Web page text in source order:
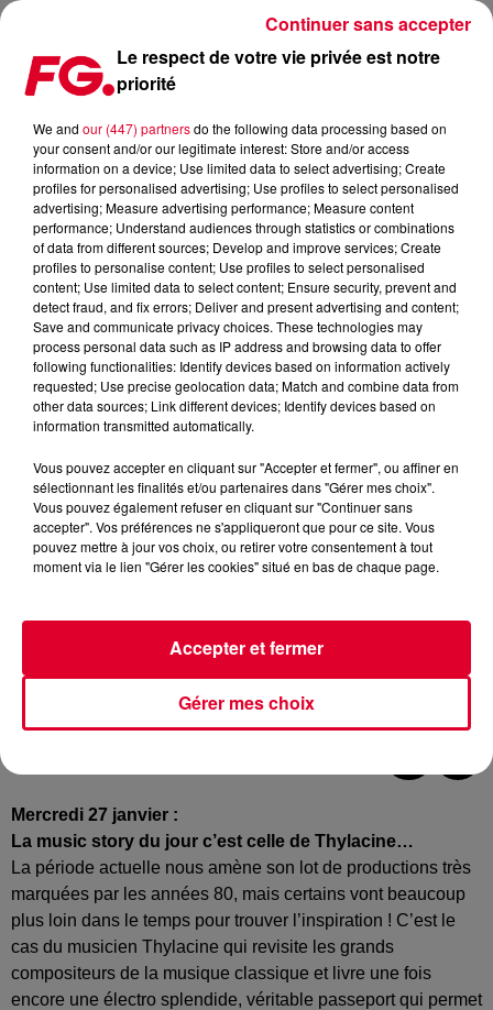
LA MUSIC STORY DU JOUR : THYLACINE
Publié : 27 janvier 2021 à 10h17 par Christophe HUBERT
Mercredi 27 janvier :
La music story du jour c’est celle de Thylacine…
La période actuelle nous amène son lot de productions très
marquées par les années 80, mais certains vont beaucoup
plus loin dans le temps pour trouver l’inspiration ! C’est le
cas du musicien Thylacine qui revisite les grands
compositeurs de la musique classique et livre une fois
encore une électro splendide, véritable passeport qui permet
Le respect de votre vie privée est notre
priorité
We and our (447) partnersdo the following data processing based on
your consent and/or our legitimate interest: Store and/or access
information on a device; Use limited data to select advertising; Create
profiles for personalised advertising; Use profiles to select personalised
advertising; Measure advertising performance; Measure content
performance; Understand audiences through statistics or combinations
of data from different sources; Develop and improve services; Create
profiles to personalise content; Use profiles to select personalised
content; Use limited data to select content; Ensure security, prevent and
detect fraud, and fix errors; Deliver and present advertising and content;
Save and communicate privacy choices. These technologies may
process personal data such as IP address and browsing data to offer
following functionalities: Identify devices based on information actively
requested; Use precise geolocation data; Match and combine data from
other data sources; Link different devices; Identify devices based on
information transmitted automatically.
Vous pouvez accepter en cliquant sur "Accepter et fermer", ou affiner en
sélectionnant les finalités et/ou partenaires dans "Gérer mes choix".
Vous pouvez également refuser en cliquant sur "Continuer sans
accepter". Vos préférences ne s'appliqueront que pour ce site. Vous
pouvez mettre à jour vos choix, ou retirer votre consentement à tout
moment via le lien "Gérer les cookies" situé en bas de chaque page.
Gérer mes choix
Accepter et fermer
Continuer sans accepter